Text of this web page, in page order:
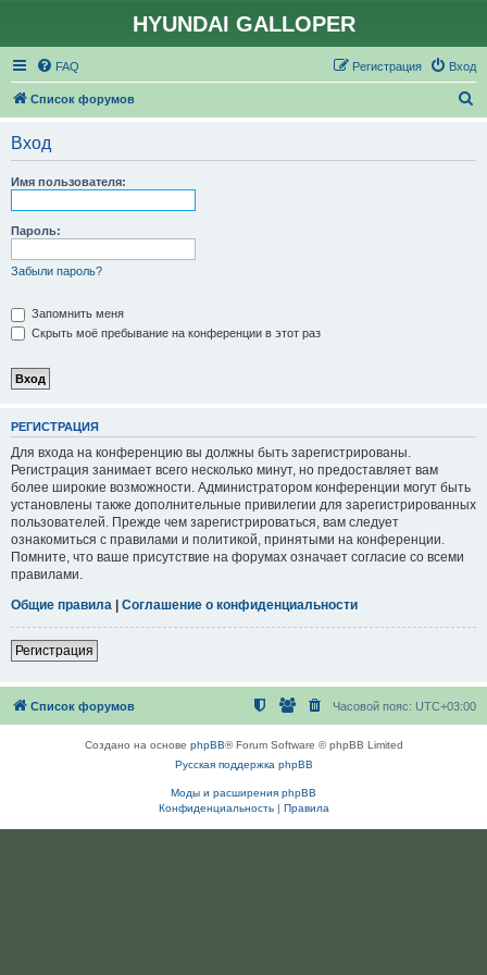
HYUNDAI GALLOPER
FAQ Вход
Регистрация
Список форумов
Вход
Имя пользователя:
Пароль:
Забыли пароль?
Запомнить меня
Скрыть моё пребывание на конференции в этот раз
РЕГИСТРАЦИЯ
Для входа на конференцию вы должны быть зарегистрированы.
Регистрация занимает всего несколько минут, но предоставляет вам
более широкие возможности. Администратором конференции могут быть
установлены также дополнительные привилегии для зарегистрированных
пользователей. Прежде чем зарегистрироваться, вам следует
ознакомиться с правилами и политикой, принятыми на конференции.
Помните, что ваше присутствие на форумах означает согласие со всеми
правилами.
Общие правила | Соглашение о конфиденциальности
Регистрация
Список форумов Часовой пояс: UTC+03:00
Создано на основе phpBB® Forum Software © phpBB Limited
Русская поддержка phpBB
Моды и расширения phpBB
Конфиденциальность| Правила